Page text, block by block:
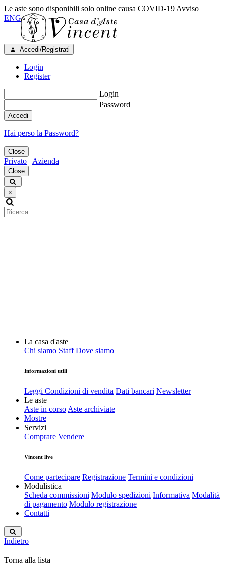
Le aste sono disponibili solo online causa COVID-19 Avviso
ENG
Accedi/Registrati
Login
Register
Login
Password
Accedi
Hai perso la Password?
Close
Privato Azienda
Close
×
La casa d'aste
Chi siamo Staff Dove siamo
Informazioni utili
Leggi Condizioni di vendita Dati bancari Newsletter
Le aste
Aste in corso Aste archiviate
Mostre
Servizi
Comprare Vendere
Vincent live
Come partecipare Registrazione Termini e condizioni
Modulistica
Scheda commissioni Modulo spedizioni Informativa Modalità
di pagamento Modulo registrazione
Contatti
Indietro
Torna alla lista